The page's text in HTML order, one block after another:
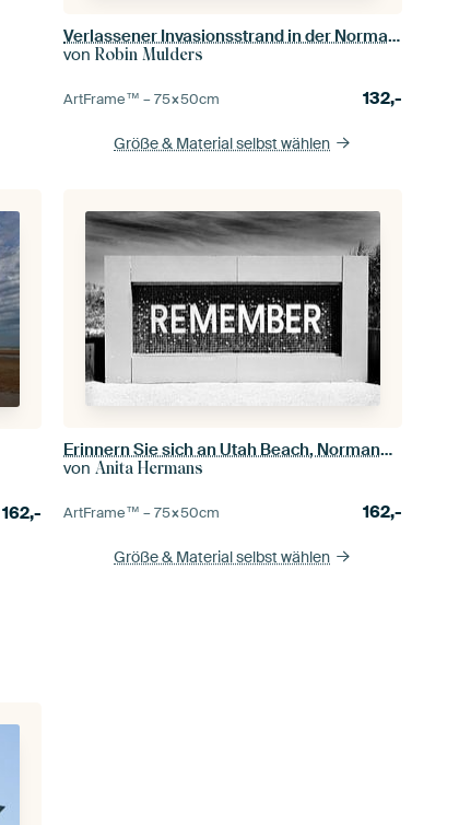
Verlassener Invasionsstrand in der Normandie
vonRobin Mulders
ArtFrame™ –75×50cm 132,-
Größe & Material selbst wählen
162,-
Erinnern Sie sich an Utah Beach, Normandie, Frankreich
vonAnita Hermans
ArtFrame™ –75×50cm 162,-
Größe & Material selbst wählen